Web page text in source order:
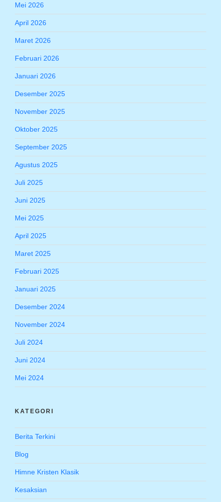
Mei 2026
April 2026
Maret 2026
Februari 2026
Januari 2026
Desember 2025
November 2025
Oktober 2025
September 2025
Agustus 2025
Juli 2025
Juni 2025
Mei 2025
April 2025
Maret 2025
Februari 2025
Januari 2025
Desember 2024
November 2024
Juli 2024
Juni 2024
Mei 2024
KATEGORI
Berita Terkini
Blog
Himne Kristen Klasik
Kesaksian